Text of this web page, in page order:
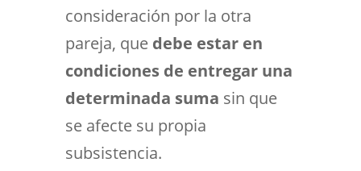
consideración por la otra
pareja, que debe estar en
condiciones de entregar una
determinada suma sin que
se afecte su propia
subsistencia.